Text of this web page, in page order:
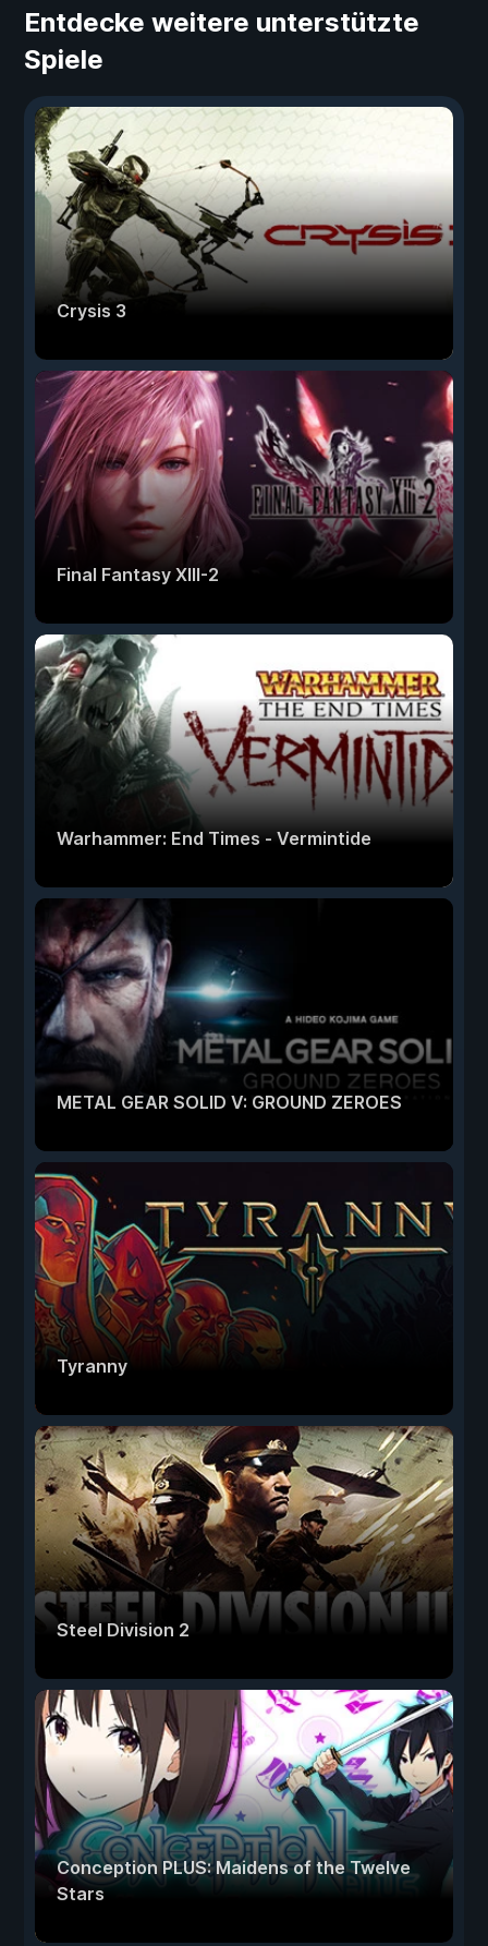
Entdecke weitere unterstützte
Spiele
Crysis 3
Final Fantasy XIII-2
Warhammer: End Times - Vermintide
METAL GEAR SOLID V: GROUND ZEROES
Tyranny
Steel Division 2
Conception PLUS: Maidens of the Twelve
Stars